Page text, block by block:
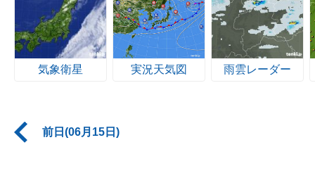
気象衛星 実況天気図 雨雲レーダー
前日(06月15日)